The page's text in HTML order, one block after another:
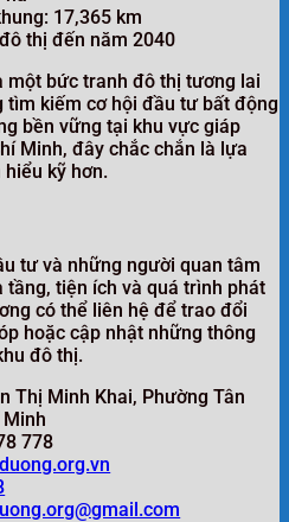
17,365 km
thị đến năm 2040
một bức tranh đô thị tương lai
tìm kiếm cơ hội đầu tư bất động
bền vững tại khu vực giáp
Minh, đây chắc chắn là lựa
kỹ hơn.
tư và những người quan tâm
tiện ích và quá trình phát
có thể liên hệ để trao đổi
hoặc cập nhật những thông
đô thị.
Thị Minh Khai, Phường Tân
Minh
778